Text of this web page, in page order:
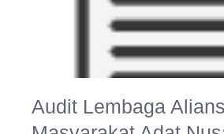
Audit Lembaga